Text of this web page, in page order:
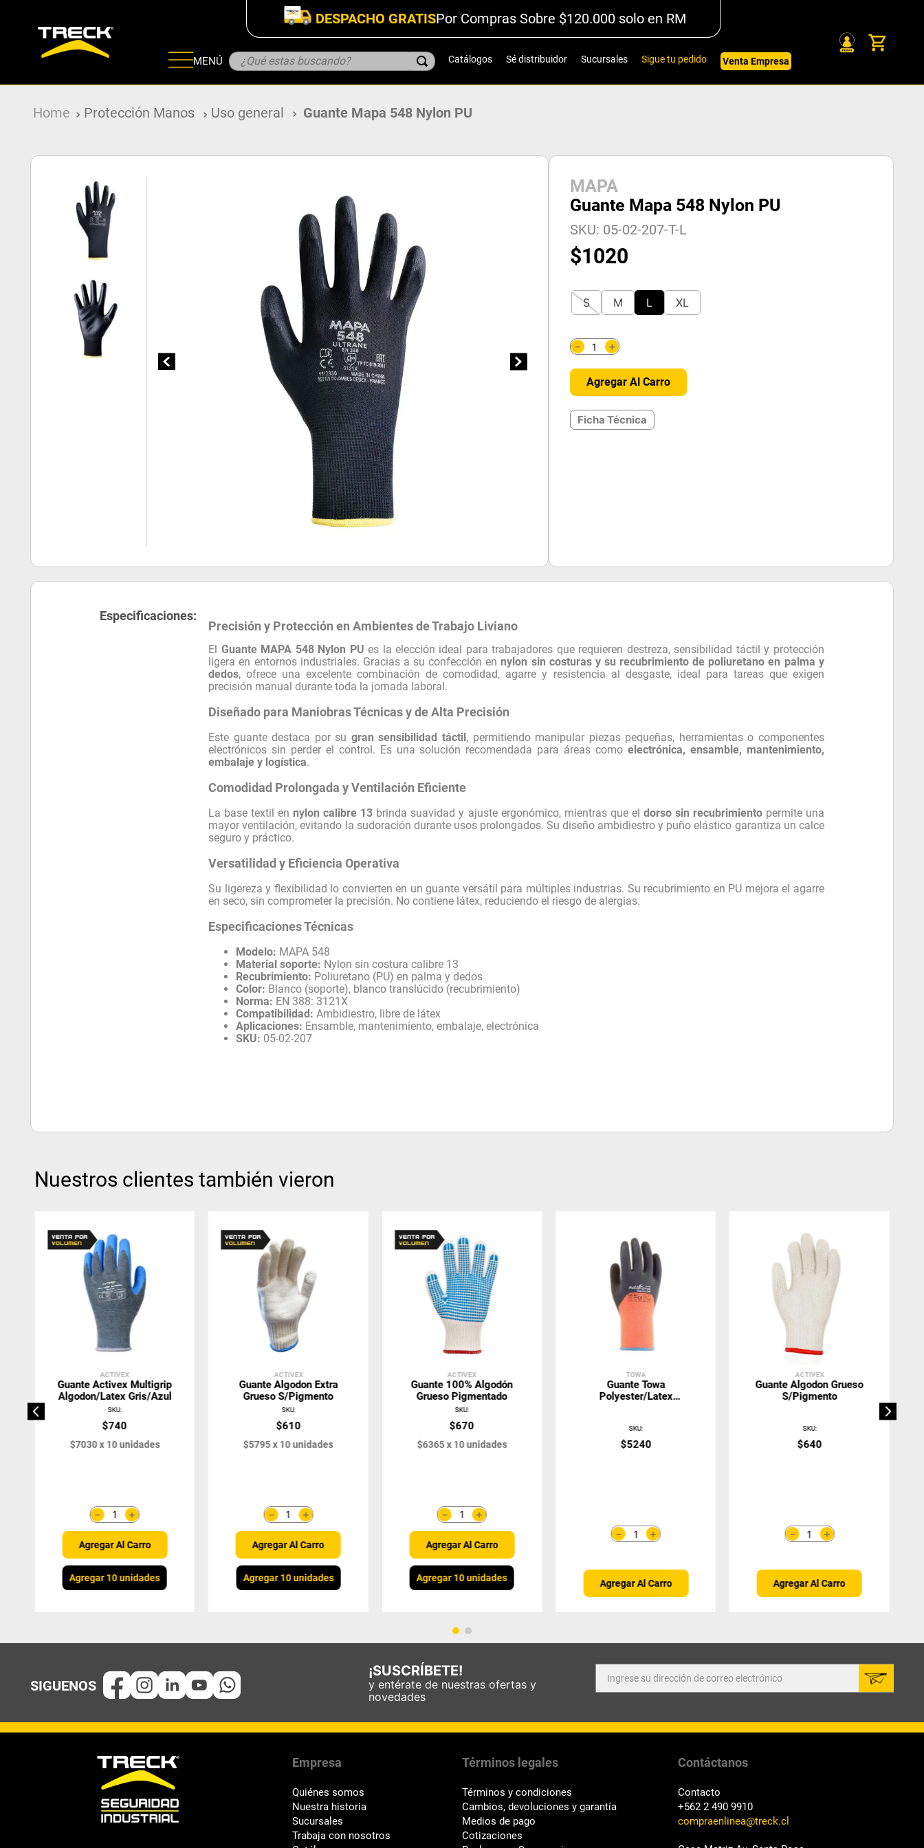
DESPACHO GRATISPor Compras Sobre $120.000 solo en RM
MENÚ ¿Qué estas buscando? Catálogos Sé distribuidor Sucursales Sigue tu pedido Venta Empresa
Protección Manos Uso general Guante Mapa 548 Nylon PU
MAPA
Guante Mapa 548 Nylon PU
SKU: 05-02-207-T-L
$1020
S M L XL
＋
－
Agregar Al Carro
Ficha Técnica
Especificaciones:
Precisión y Protección en Ambientes de Trabajo Liviano
El Guante MAPA 548 Nylon PU es la elección ideal para trabajadores que requieren destreza, sensibilidad táctil y protección
ligera en entornos industriales. Gracias a su confección en nylon sin costuras y su recubrimiento de poliuretano en palma y
dedos, ofrece una excelente combinación de comodidad, agarre y resistencia al desgaste, ideal para tareas que exigen
precisión manual durante toda la jornada laboral.
Diseñado para Maniobras Técnicas y de Alta Precisión
Este guante destaca por su gran sensibilidad táctil, permitiendo manipular piezas pequeñas, herramientas o componentes
electrónicos sin perder el control. Es una solución recomendada para áreas como electrónica, ensamble, mantenimiento,
embalaje y logística.
Comodidad Prolongada y Ventilación Eficiente
La base textil en nylon calibre 13 brinda suavidad y ajuste ergonómico, mientras que el dorso sin recubrimientopermite una
mayor ventilación, evitando la sudoración durante usos prolongados. Su diseño ambidiestro y puño elástico garantiza un calce
seguro y práctico.
Versatilidad y Eficiencia Operativa
Su ligereza y flexibilidad lo convierten en un guante versátil para múltiples industrias. Su recubrimiento en PU mejora el agarre
en seco, sin comprometer la precisión. No contiene látex, reduciendo el riesgo de alergias.
Especificaciones Técnicas
Modelo: MAPA 548
Material soporte: Nylon sin costura calibre 13
Recubrimiento: Poliuretano (PU) en palma y dedos
Color: Blanco (soporte), blanco translúcido (recubrimiento)
Norma: EN 388: 3121X
Compatibilidad: Ambidiestro, libre de látex
Aplicaciones: Ensamble, mantenimiento, embalaje, electrónica
SKU: 05-02-207
Nuestros clientes también vieron
ACTIVEX
Guante Activex Multigrip
Algodon/Latex Gris/Azul
SKU:
$740
$7030x10unidades
＋
－
Agregar Al Carro
Agregar 10 unidades
ACTIVEX
Guante Algodon Extra
Grueso S/Pigmento
SKU:
$610
$5795x10unidades
＋
－
Agregar Al Carro
Agregar 10 unidades
ACTIVEX
Guante 100% Algodón
Grueso Pigmentado
SKU:
$670
$6365x10unidades
＋
－
Agregar Al Carro
Agregar 10 unidades
TOWA
Guante Towa
Polyester/Latex
SKU:
$5240
＋
－
Agregar Al Carro
ACTIVEX
Guante Algodon Grueso
S/Pigmento
SKU:
$640
＋
－
Agregar Al Carro
¡SUSCRÍBETE!
y entérate de nuestras ofertas y
novedades
Empresa
Quiénes somos
Nuestra historia
Sucursales
Trabaja con nosotros
Términos legales
Términos y condiciones
Cambios, devoluciones y garantía
Medios de pago
Cotizaciones
Contáctanos
Contacto
+562 2 490 9910
compraenlinea@treck.cl